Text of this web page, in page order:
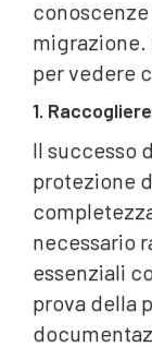
per vedere
1.
Il successo
protezione
necessario
essenziali
prova della